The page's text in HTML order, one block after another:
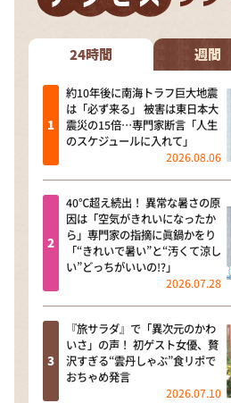
24時間 週間
約10年後に南海トラフ巨大地震
は「必ず来る」 被害は東日本大
震災の15倍…専門家断言「人生
のスケジュールに入れて」
2026.08.06
40℃超え続出！ 異常な暑さの原
因は「空気がきれいになったか
ら」専門家の指摘に眞鍋かをり
「“きれいで暑い”と“汚くて涼し
い”どっちがいいの!?」
2026.07.28
『旅サラダ』で「異次元のかわ
いさ」の声！ 初ゲスト女優、贅
沢すぎる“雲丹しゃぶ”食リポで
おちゃめ発言
2026.07.10